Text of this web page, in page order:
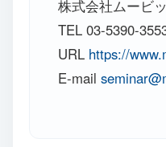
株式会社ムービ
TEL 03-5390-
URL https://
E-mail